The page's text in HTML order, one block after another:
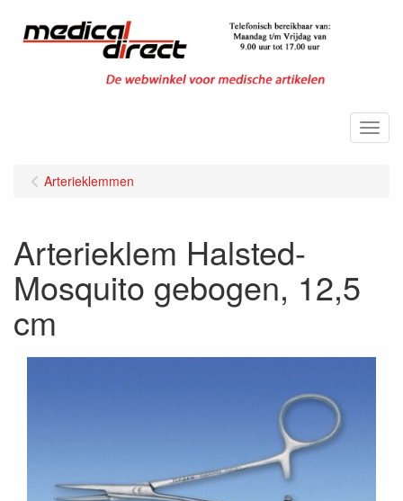
Menu
Arterieklemmen
Arterieklem Halsted-
Mosquito gebogen, 12,5
cm